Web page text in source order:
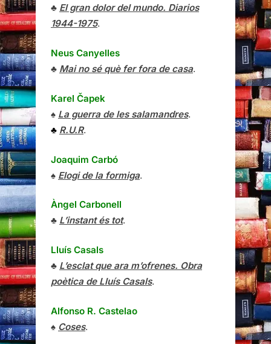
♣ El gran dolor del mundo. Diarios
1944-1975.
Neus Canyelles
♣ Mai no sé què fer fora de casa.
Karel Čapek
♠ La guerra de les salamandres.
♣ R.U.R.
Joaquim Carbó
♠ Elogi de la formiga.
Àngel Carbonell
♣ L’instant és tot.
Lluís Casals
♣ L’esclat que ara m’ofrenes. Obra
poètica de Lluís Casals.
Alfonso R. Castelao
♠ Coses.